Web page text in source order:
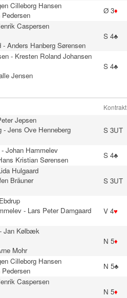
Cilleborg Hansen
Pedersen Ø 3♦
Caspersen
- Anders Hanberg Sørensen
S 4♣
- Kresten Roland Johansen
Jensen
S 4♣
Kontrakt
Jepsen
- Jens Ove Henneberg S 3UT
Johan Hammelev
Kristian Sørensen S 4♣
Hulgaard
Bräuner S 3UT
- Lars Peter Damgaard V 4♥
Jan Kølbæk
Mohr
N 5♦
Cilleborg Hansen
Pedersen N 5♣
Caspersen
N 5♦